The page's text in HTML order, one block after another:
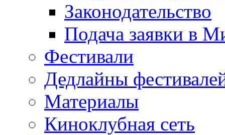
Законодательство
Подача заявки в
Фестивали
Дедлайны
Материалы
Киноклубная сеть